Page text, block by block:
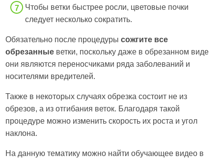
Чтобы ветки быстрее росли, цветовые почки
следует несколько сократить.
Обязательно после процедурысожгите все
обрезанные ветки, поскольку даже в обрезанном виде
они являются переносчиками ряда заболеваний и
носителями вредителей.
Также в некоторых случаях обрезка состоит не из
обрезов, а из отгибания веток. Благодаря такой
процедуре можно изменить скорость их роста и угол
наклона.
На данную тематику можно найти обучающее видео в